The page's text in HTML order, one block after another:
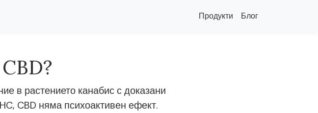
Продукти Блог
в растението канабис с доказани
CBD няма психоактивен ефект.